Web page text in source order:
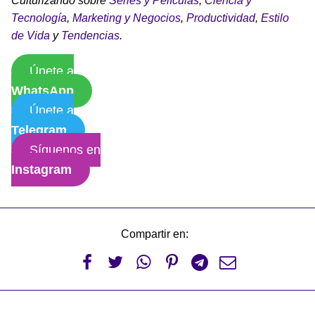
Tecnología, Marketing y Negocios, Productividad, Estilo
de Vida y Tendencias.
Únete a
WhatsApp
Únete a
Telegram
Síguenos en
Instagram
Compartir en:
     